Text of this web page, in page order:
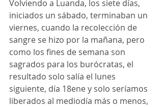
Volviendo a Luanda, los siete días,
iniciados un sábado, terminaban un
viernes, cuando la recolección de
sangre se hizo por la mañana, pero
como los fines de semana son
sagrados para los burócratas, el
resultado solo salía el lunes
siguiente, día 18ene y solo seríamos
liberados al mediodía más o menos,